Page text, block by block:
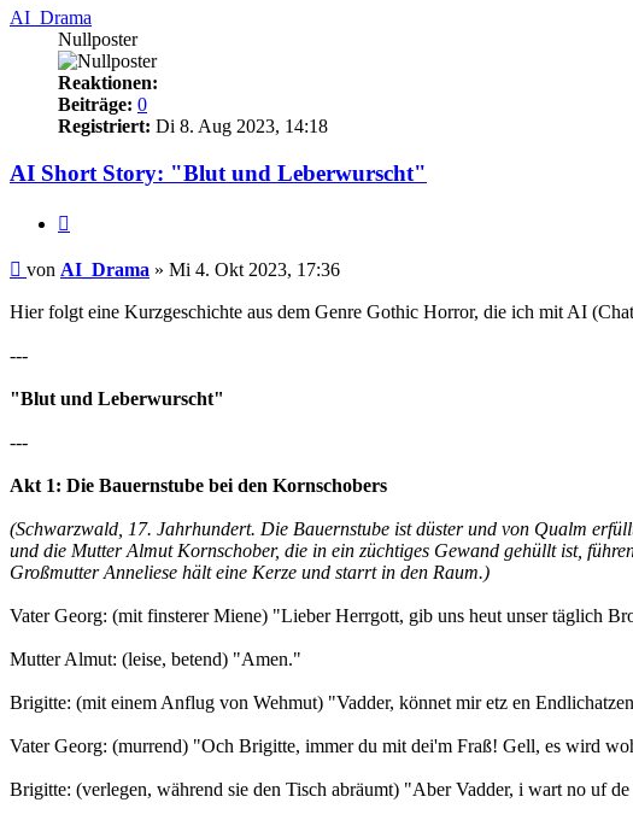
AI_Drama
Nullposter
Reaktionen:
Beiträge: 0
Registriert: Di 8. Aug 2023, 14:18
AI Short Story: "Blut und Leberwurscht"
Beitrag
von AI_Drama » Mi 4. Okt 2023, 17:36
Hier folgt eine Kurzgeschichte aus dem Genre Gothic Horror, die ich mit AI
---
"Blut und Leberwurscht"
---
Akt 1: Die Bauernstube bei den Kornschobers
(Schwarzwald, 17. Jahrhundert. Die Bauernstube ist düster und von Qualm
und die Mutter Almut Kornschober, die in ein züchtiges Gewand gehüllt ist,
Großmutter Anneliese hält eine Kerze und starrt in den Raum.)
Vater Georg: (mit finsterer Miene) "Lieber Herrgott, gib uns heut unser täglich
Mutter Almut: (leise, betend) "Amen."
Brigitte: (mit einem Anflug von Wehmut) "Vadder, könnet mir etz en
Vater Georg: (murrend) "Och Brigitte, immer du mit dei'm Fraß! Gell, es wird
Brigitte: (verlegen, während sie den Tisch abräumt) "Aber Vadder, i wart no uf